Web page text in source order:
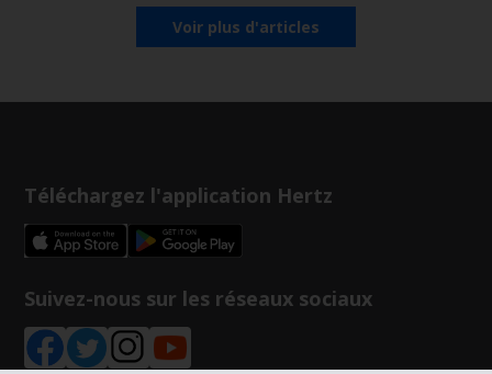
Voir plus d'articles
Téléchargez l'application Hertz
Suivez-nous sur les réseaux sociaux